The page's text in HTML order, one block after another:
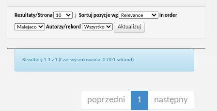
Rezultaty/Strona Sortuj pozycje wg In order
Autorzy/rekord
Rezultaty 1-1 z 1 (Czas wyszukiwania: 0.001 sekund).
poprzedni 1 następny